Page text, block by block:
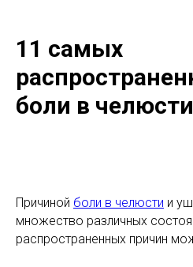
11 самых
боли в
Причиной боли в челюсти и
множество различных
распространенных причин